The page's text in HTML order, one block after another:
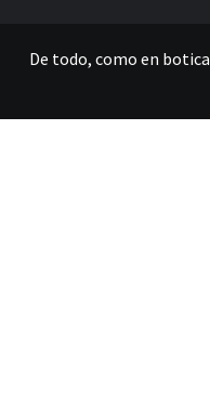
De todo, como en botica